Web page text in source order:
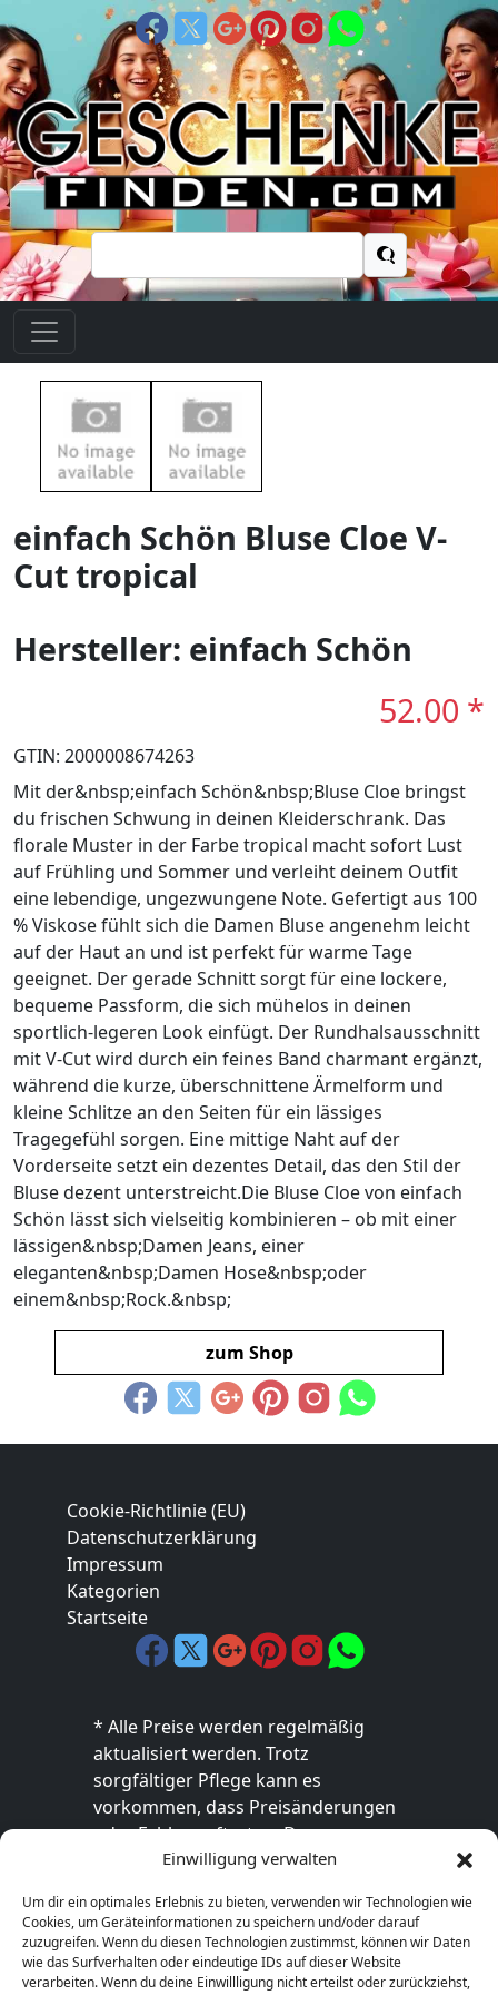
Einwilligung verwalten
Um dir ein optimales Erlebnis zu bieten, verwenden wir Technologien wie
Cookies, um Geräteinformationen zu speichern und/oder darauf
zuzugreifen. Wenn du diesen Technologien zustimmst, können wir Daten
wie das Surfverhalten oder eindeutige IDs auf dieser Website
verarbeiten. Wenn du deine Einwillligung nicht erteilst oder zurückziehst,
Suchen
nach:
einfach Schön Bluse Cloe V-
Cut tropical
Hersteller: einfach Schön
52.00 *
GTIN: 2000008674263
Mit der&nbsp;einfach Schön&nbsp;Bluse Cloe bringst
du frischen Schwung in deinen Kleiderschrank. Das
florale Muster in der Farbe tropical macht sofort Lust
auf Frühling und Sommer und verleiht deinem Outfit
eine lebendige, ungezwungene Note. Gefertigt aus 100
% Viskose fühlt sich die Damen Bluse angenehm leicht
auf der Haut an und ist perfekt für warme Tage
geeignet. Der gerade Schnitt sorgt für eine lockere,
bequeme Passform, die sich mühelos in deinen
sportlich-legeren Look einfügt. Der Rundhalsausschnitt
mit V-Cut wird durch ein feines Band charmant ergänzt,
während die kurze, überschnittene Ärmelform und
kleine Schlitze an den Seiten für ein lässiges
Tragegefühl sorgen. Eine mittige Naht auf der
Vorderseite setzt ein dezentes Detail, das den Stil der
Bluse dezent unterstreicht.Die Bluse Cloe von einfach
Schön lässt sich vielseitig kombinieren – ob mit einer
lässigen&nbsp;Damen Jeans, einer
eleganten&nbsp;Damen Hose&nbsp;oder
einem&nbsp;Rock.&nbsp;
zum Shop
Cookie-Richtlinie (EU)
Datenschutzerklärung
Impressum
Kategorien
Startseite
* Alle Preise werden regelmäßig
aktualisiert werden. Trotz
sorgfältiger Pflege kann es
vorkommen, dass Preisänderungen
oder Fehler auftreten. Der
endgültige Preis sowie die
ausschließlich im jeweiligen Online-
Shop des Anbieters verbindlich. Bitte
überprüfe den Preis vor dem Kauf